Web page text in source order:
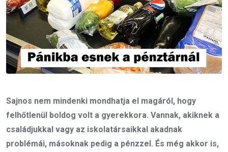
Sajnos nem mindenki mondhatja el magáról, hogy
felhőtlenül boldog volt a gyerekkora. Vannak, akiknek a
családjukkal vagy az iskolatársaikkal akadnak
problémái, másoknak pedig a pénzzel. És még akkor is,